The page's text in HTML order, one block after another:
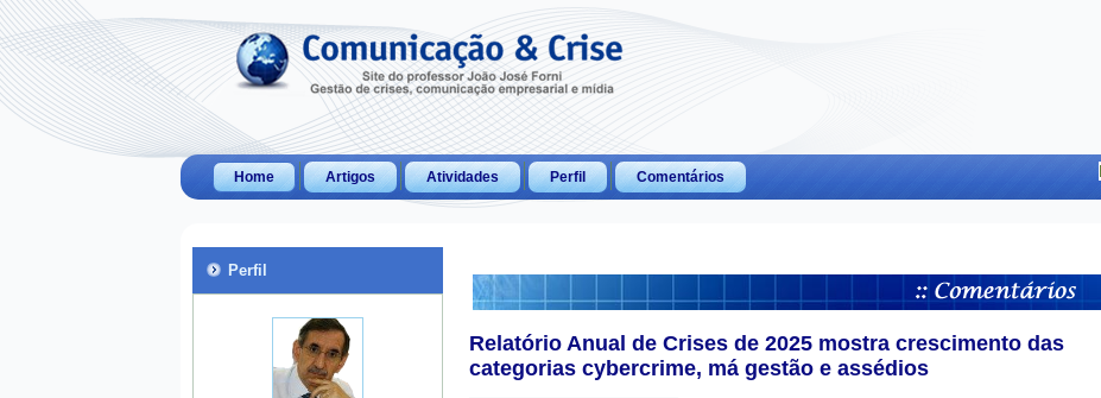
Home Artigos Atividades Perfil Comentários
Perfil
Relatório Anual de Crises de 2025 mostra crescimento das
categorias cybercrime, má gestão e assédios